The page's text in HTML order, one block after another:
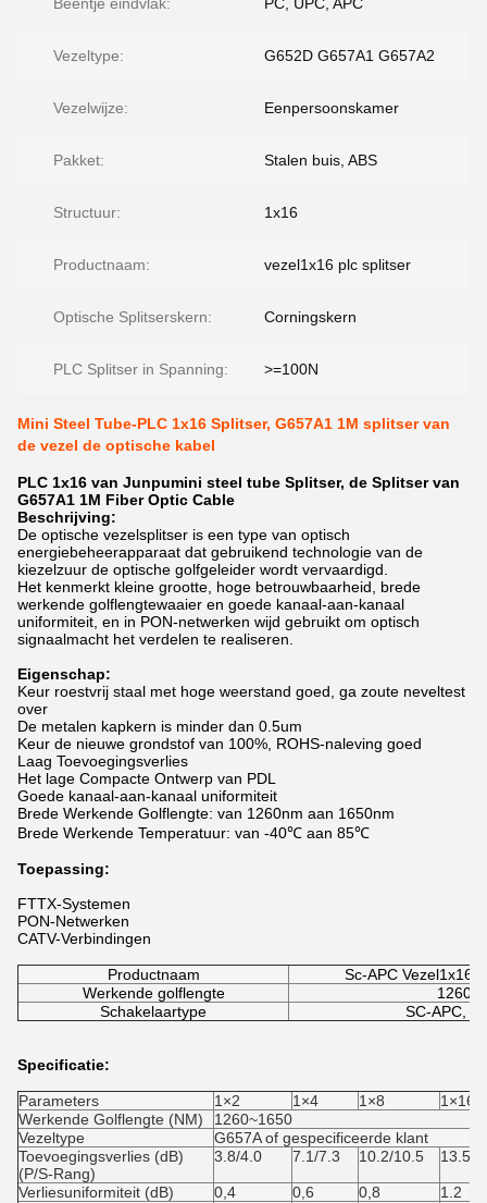
Vezeltype: G652D G657A1 G657A2
Vezelwijze: Eenpersoonskamer
Pakket: Stalen buis, ABS
Structuur: 1x16
Productnaam: vezel1x16 plc splitser
Optische Splitserskern: Corningskern
PLC Splitser in Spanning: >=100N
Mini Steel Tube-PLC 1x16 Splitser, G657A1 1M splitser van
de vezel de optische kabel
PLC 1x16 van Junpumini steel tube Splitser, de Splitser van
G657A1 1M Fiber Optic Cable
Beschrijving:
De optische vezelsplitser is een type van optisch
energiebeheerapparaat dat gebruikend technologie van de
kiezelzuur de optische golfgeleider wordt vervaardigd.
Het kenmerkt kleine grootte, hoge betrouwbaarheid, brede
werkende golflengtewaaier en goede kanaal-aan-kanaal
uniformiteit, en in PON-netwerken wijd gebruikt om optisch
signaalmacht het verdelen te realiseren.
Eigenschap:
Keur roestvrij staal met hoge weerstand goed, ga zoute neveltest
over
De metalen kapkern is minder dan 0.5um
Keur de nieuwe grondstof van 100%, ROHS-naleving goed
Laag Toevoegingsverlies
Het lage Compacte Ontwerp van PDL
Goede kanaal-aan-kanaal uniformiteit
Brede Werkende Golflengte: van 1260nm aan 1650nm
Brede Werkende Temperatuur: van -40℃ aan 85℃
Toepassing:
FTTX-Systemen
PON-Netwerken
CATV-Verbindingen
Productnaam
Sc-APC Vezel1x16
Werkende golflengte
1260
Schakelaartype
SC-APC,
Specificatie:
Parameters 1×2 1×4 1×8
1×16
Werkende Golflengte (NM)
1260~1650
Vezeltype
G657A of gespecificeerde klant
Toevoegingsverlies (dB)
(P/S-Rang)
3.8/4.0 7.1/7.3 10.2/10.5 13.5/
Verliesuniformiteit (dB) 0,4 0,6 0,8
1.2